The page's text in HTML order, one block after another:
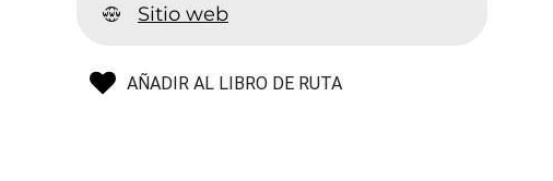
Sitio web
AÑADIR AL LIBRO DE RUTA